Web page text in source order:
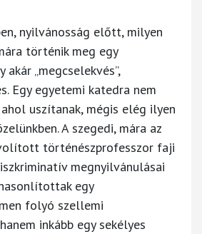
nyilvánosság előtt, milyen
történik meg egy
„megcselekvés”,
Egy egyetemi katedra nem
uszítanak, mégis elég ilyen
A szegedi, mára az
történészprofesszor faji
megnyilvánulásai
egy
folyó szellemi
inkább egy sekélyes